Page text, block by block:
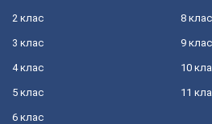
2 клас
3 клас
4 клас
5 клас
6 клас
8 клас
9 клас
10
11